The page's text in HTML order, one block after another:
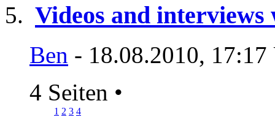
Videos and
Ben - 18.08.2010, 17:17
4 Seiten •
1 2 3 4